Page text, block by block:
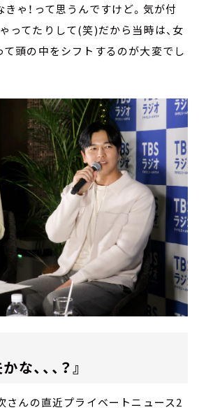
きゃ！って思うんですけど。気が付
ってたりして(笑)だから当時は、女
て頭の中をシフトするのが大変でし
な、、、？』
さんの直近プライベートニュース2